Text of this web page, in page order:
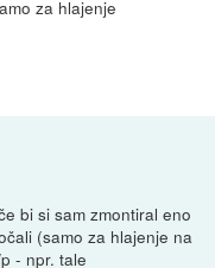
za hlajenje
bi si sam zmontiral eno
(samo za hlajenje na
- npr. tale